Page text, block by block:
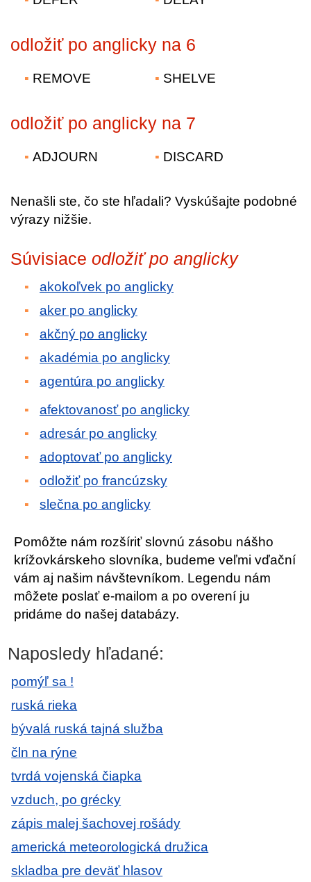
odložiť po anglicky na 6
REMOVE SHELVE
odložiť po anglicky na 7
ADJOURN DISCARD
Nenašli ste, čo ste hľadali? Vyskúšajte podobné
výrazy nižšie.
Súvisiace odložiť po anglicky
akokoľvek po anglicky
aker po anglicky
akčný po anglicky
akadémia po anglicky
agentúra po anglicky
afektovanosť po anglicky
adresár po anglicky
adoptovať po anglicky
odložiť po francúzsky
slečna po anglicky
Pomôžte nám rozšíriť slovnú zásobu nášho
krížovkárskeho slovníka, budeme veľmi vďační
vám aj našim návštevníkom. Legendu nám
môžete poslať e-mailom a po overení ju
pridáme do našej databázy.
Naposledy hľadané:
pomýľ sa !
ruská rieka
bývalá ruská tajná služba
čln na rýne
tvrdá vojenská čiapka
vzduch, po grécky
zápis malej šachovej rošády
americká meteorologická družica
skladba pre deväť hlasov